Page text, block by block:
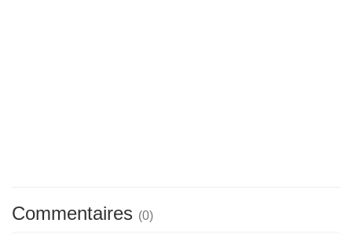
Commentaires (0)